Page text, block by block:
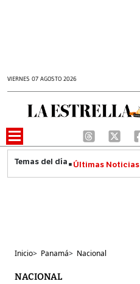
VIERNES 07 AGOSTO 2026
Últimas Noticias
Inicio> Panamá> Nacional
NACIONAL